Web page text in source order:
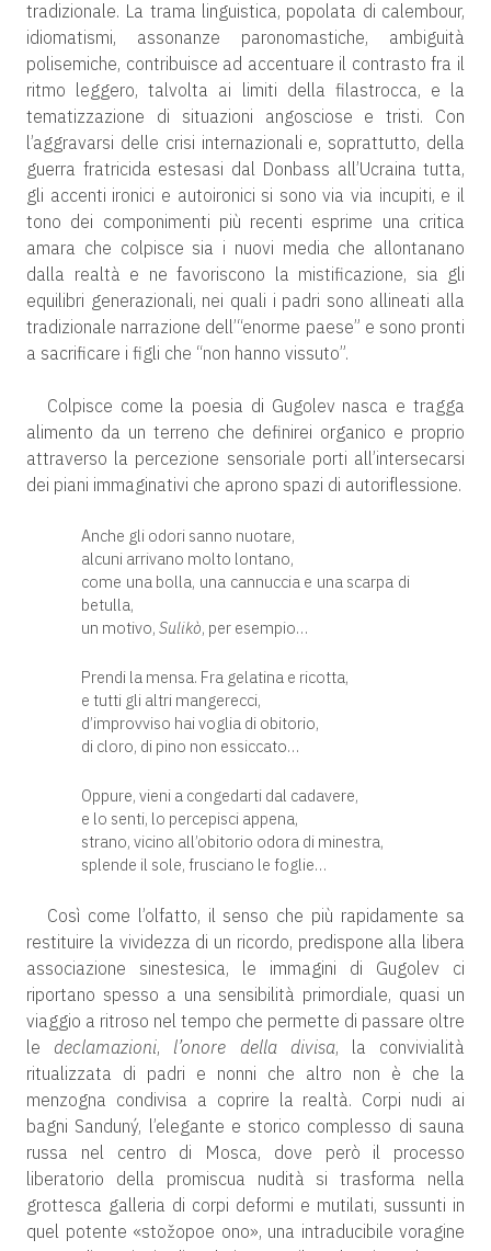
tradizionale. La trama linguistica, popolata di calembour,
idiomatismi, assonanze paronomastiche, ambiguità
polisemiche, contribuisce ad accentuare il contrasto fra il
ritmo leggero, talvolta ai limiti della filastrocca, e la
tematizzazione di situazioni angosciose e tristi. Con
l’aggravarsi delle crisi internazionali e, soprattutto, della
guerra fratricida estesasi dal Donbass all’Ucraina tutta,
gli accenti ironici e autoironici si sono via via incupiti, e il
tono dei componimenti più recenti esprime una critica
amara che colpisce sia i nuovi media che allontanano
dalla realtà e ne favoriscono la mistificazione, sia gli
equilibri generazionali, nei quali i padri sono allineati alla
tradizionale narrazione dell’“enorme paese” e sono pronti
a sacrificare i figli che “non hanno vissuto”.
Colpisce come la poesia di Gugolev nasca e tragga
alimento da un terreno che definirei organico e proprio
attraverso la percezione sensoriale porti all’intersecarsi
dei piani immaginativi che aprono spazi di autoriflessione.
Anche gli odori sanno nuotare,
alcuni arrivano molto lontano,
come una bolla, una cannuccia e una scarpa di
betulla,
un motivo, Sulikò, per esempio…
Prendi la mensa. Fra gelatina e ricotta,
e tutti gli altri mangerecci,
d’improvviso hai voglia di obitorio,
di cloro, di pino non essiccato…
Oppure, vieni a congedarti dal cadavere,
e lo senti, lo percepisci appena,
strano, vicino all’obitorio odora di minestra,
splende il sole, frusciano le foglie…
Così come l’olfatto, il senso che più rapidamente sa
restituire la vividezza di un ricordo, predispone alla libera
associazione sinestesica, le immagini di Gugolev ci
riportano spesso a una sensibilità primordiale, quasi un
viaggio a ritroso nel tempo che permette di passare oltre
le declamazioni, l’onore della divisa, la convivialità
ritualizzata di padri e nonni che altro non è che la
menzogna condivisa a coprire la realtà. Corpi nudi ai
bagni Sanduný, l’elegante e storico complesso di sauna
russa nel centro di Mosca, dove però il processo
liberatorio della promiscua nudità si trasforma nella
grottesca galleria di corpi deformi e mutilati, sussunti in
quel potente «stožopoe ono», una intraducibile voragine